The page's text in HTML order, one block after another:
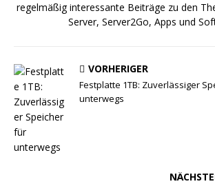
regelmäßig interessante Beiträge zu den
Server, Server2Go, Apps und
VORHERIGER
Festplatte 1TB: Zuverlässiger
unterwegs